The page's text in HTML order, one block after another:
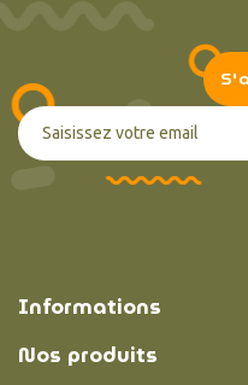
Informations
Nos produits